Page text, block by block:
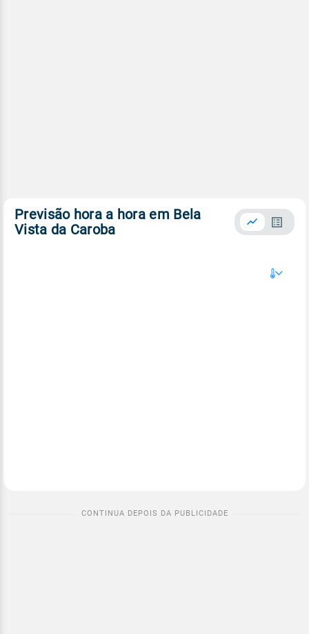
Previsão hora a hora em Bela
Vista da Caroba